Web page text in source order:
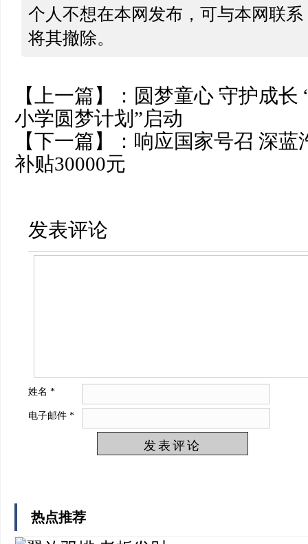
个人不想在本网发布，可与本网联
将其撤除。
【上一篇】： 圆梦童心 守护成长
小学圆梦计划”启动
【下一篇】： 响应国家号召 深蓝
补贴30000元
发表评论
姓名 *
电子邮件 *
热点推荐